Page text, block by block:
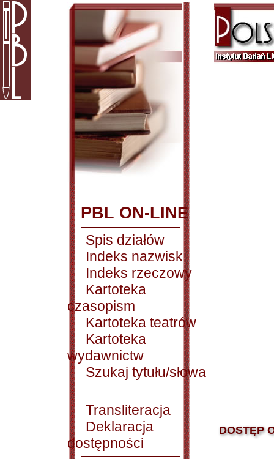
PBL ON-LINE
Spis działów
Indeks nazwisk
Indeks rzeczowy
Kartoteka
czasopism
Kartoteka teatrów
Kartoteka
wydawnictw
Szukaj tytułu/słowa
Transliteracja
Deklaracja
dostępności
DOSTĘP